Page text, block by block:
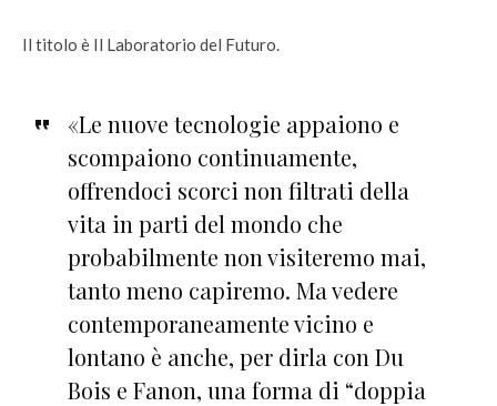
Il titolo è Il Laboratorio del Futuro.
«Le nuove tecnologie appaiono e
scompaiono continuamente,
offrendoci scorci non filtrati della
vita in parti del mondo che
probabilmente non visiteremo mai,
tanto meno capiremo. Ma vedere
contemporaneamente vicino e
lontano è anche, per dirla con Du
Bois e Fanon, una forma di “doppia